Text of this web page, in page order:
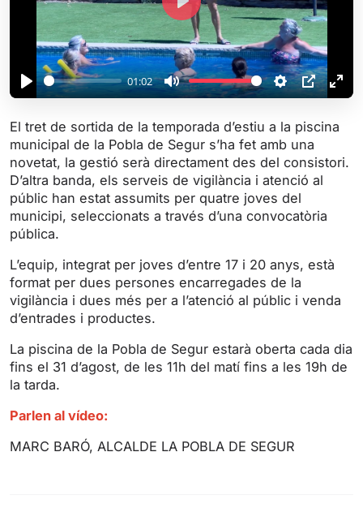
P
a
y
01:02
M
t
e
S
e
t
i
n
g
P
P
E
e
c
e
e
P
l
a
y
El tret de sortida de la temporada d’estiu a la piscina
municipal de la Pobla de Segur s’ha fet amb una
novetat, la gestió serà directament des del consistori.
D’altra banda, els serveis de vigilància i atenció al
públic han estat assumits per quatre joves del
municipi, seleccionats a través d’una convocatòria
pública.
L’equip, integrat per joves d’entre 17 i 20 anys, està
format per dues persones encarregades de la
vigilància i dues més per a l’atenció al públic i venda
d’entrades i productes.
La piscina de la Pobla de Segur estarà oberta cada dia
fins el 31 d’agost, de les 11h del matí fins a les 19h de
la tarda.
Parlen al vídeo:
MARC BARÓ, ALCALDE LA POBLA DE SEGUR